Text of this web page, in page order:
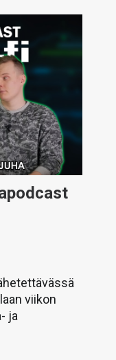
viikon
ja